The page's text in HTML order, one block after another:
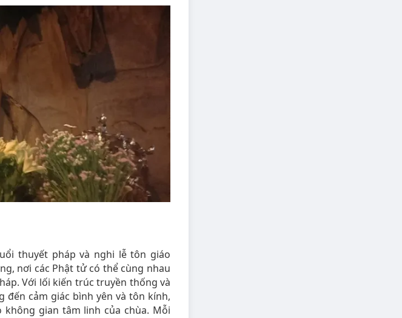
thuyết pháp và nghi lễ tôn giáo
nơi các Phật tử có thể cùng nhau
Với lối kiến trúc truyền thống và
cảm giác bình yên và tôn kính,
gian tâm linh của chùa. Mỗi